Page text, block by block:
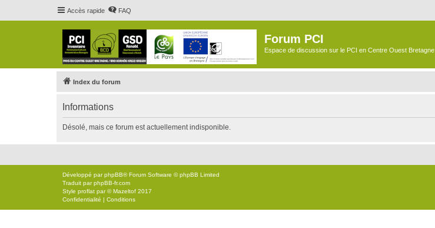
Accès rapide FAQ
Forum PCI
Espace de discussion sur le PCI en Centre Ouest Bretagne
Index du forum
Informations
Désolé, mais ce forum est actuellement indisponible.
Développé parphpBB® Forum Software © phpBB Limited
Traduit parphpBB-fr.com
Style proflat par ©Mazeltof 2017
Confidentialité | Conditions